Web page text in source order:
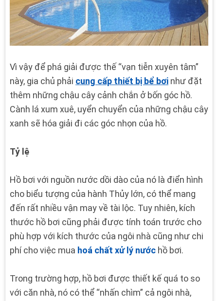
Vì vậy để phá giải được thế “vạn tiễn xuyên tâm”
này, gia chủ phải cung cấp thiết bị bể bơi như đặt
thêm những chậu cây cảnh chắn ở bốn góc hồ.
Cành lá xum xuê, uyển chuyển của những chậu cây
xanh sẽ hóa giải đi các góc nhọn của hồ.
Tỷ lệ
Hồ bơi với nguồn nước dồi dào của nó là điển hình
cho biểu tượng của hành Thủy lớn, có thể mang
đến rất nhiều vận may về tài lộc. Tuy nhiên, kích
thước hồ bơi cũng phải được tính toán trước cho
phù hợp với kích thước của ngôi nhà cũng như chi
phí cho việc mua hoá chất xử lý nước hồ bơi.
Trong trường hợp, hồ bơi được thiết kế quá to so
với căn nhà, nó có thể “nhấn chìm” cả ngôi nhà,